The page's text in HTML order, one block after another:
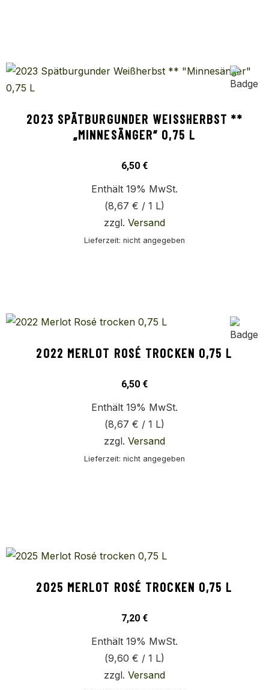
2023 SPÄTBURGUNDER WEISSHERBST ** „
MINNESÄNGER“ 0,75 L
6,50 €
Enthält 19% MwSt.
(8,67 € / 1 L)
zzgl. Versand
Lieferzeit: nicht angegeben
2022 MERLOT ROSÉ TROCKEN 0,75 L
6,50 €
Enthält 19% MwSt.
(8,67 € / 1 L)
zzgl. Versand
Lieferzeit: nicht angegeben
2025 MERLOT ROSÉ TROCKEN 0,75 L
7,20 €
Enthält 19% MwSt.
(9,60 € / 1 L)
zzgl. Versand